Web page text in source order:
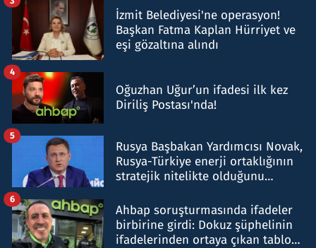
İzmit Belediyesi'ne operasyon!
Başkan Fatma Kaplan Hürriyet ve
eşi gözaltına alındı
Oğuzhan Uğur’un ifadesi ilk kez
Diriliş Postası'nda!
4
Rusya Başbakan Yardımcısı Novak,
Rusya-Türkiye enerji ortaklığının
stratejik nitelikte olduğunu
5
Ahbap soruşturmasında ifadeler
birbirine girdi: Dokuz şüphelinin
ifadelerinden ortaya çıkan tablo
6